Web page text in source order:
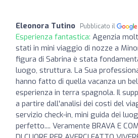
Eleonora Tutino Pubblicato il
Esperienza fantastica: Agenzia
stati in mini viaggio di nozze a
figura di Sabrina è stata
luogo, struttura. La Sua
hanno fatto di quella vacanza un
esperienza in terra spagnola. Il
a partire dall'analisi dei costi del
servizio check-in, mini guida dei
perfetto.... Veramente BRAVA E